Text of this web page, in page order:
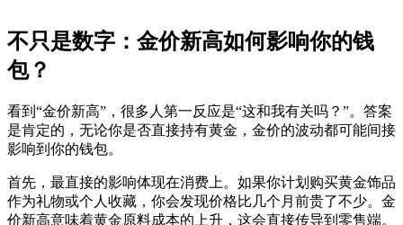
不只是数字：金价新高如何影响你的钱
包？
看到“金价新高”，很多人第一反应是“这和我有关吗？”。答案
是肯定的，无论你是否直接持有黄金，金价的波动都可能间接
影响到你的钱包。
首先，最直接的影响体现在消费上。如果你计划购买黄金饰品
作为礼物或个人收藏，你会发现价格比几个月前贵了不少。金
价新高意味着黄金原料成本的上升，这会直接传导到零售端。